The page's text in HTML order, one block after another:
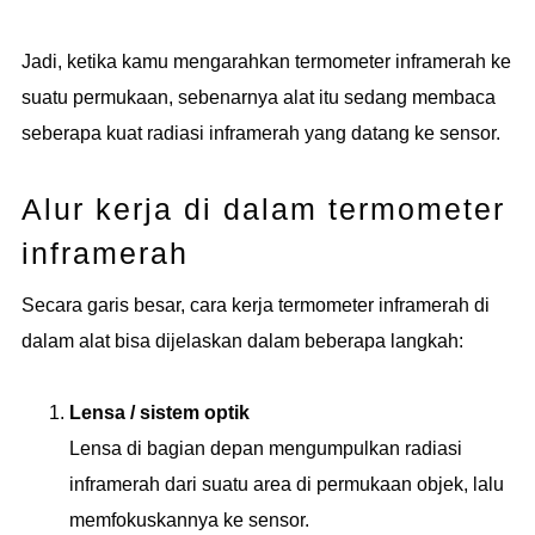
Jadi, ketika kamu mengarahkan termometer inframerah ke
suatu permukaan, sebenarnya alat itu sedang membaca
seberapa kuat radiasi inframerah yang datang ke sensor.
Alur kerja di dalam termometer
inframerah
Secara garis besar, cara kerja termometer inframerah di
dalam alat bisa dijelaskan dalam beberapa langkah:
Lensa / sistem optik
Lensa di bagian depan mengumpulkan radiasi
inframerah dari suatu area di permukaan objek, lalu
memfokuskannya ke sensor.